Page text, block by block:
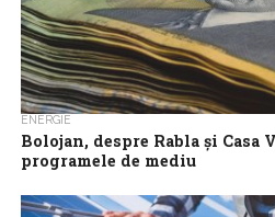
ENERGIE
Bolojan, despre Rabla și Casa
programele de mediu
Rabla și Casa Verde, că vor fi